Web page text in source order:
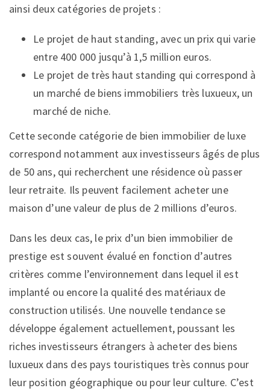
ainsi deux catégories de projets :
Le projet de haut standing, avec un prix qui varie
entre 400 000 jusqu’à 1,5 million euros.
Le projet de très haut standing qui correspond à
un marché de biens immobiliers très luxueux, un
marché de niche.
Cette seconde catégorie de bien immobilier de luxe
correspond notamment aux investisseurs âgés de plus
de 50 ans, qui recherchent une résidence où passer
leur retraite. Ils peuvent facilement acheter une
maison d’une valeur de plus de 2 millions d’euros.
Dans les deux cas, le prix d’un bien immobilier de
prestige est souvent évalué en fonction d’autres
critères comme l’environnement dans lequel il est
implanté ou encore la qualité des matériaux de
construction utilisés. Une nouvelle tendance se
développe également actuellement, poussant les
riches investisseurs étrangers à acheter des biens
luxueux dans des pays touristiques très connus pour
leur position géographique ou pour leur culture. C’est